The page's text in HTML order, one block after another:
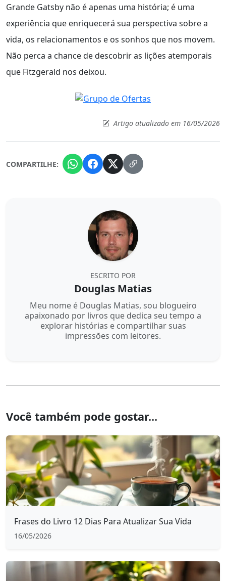
Grande Gatsby não é apenas uma história; é uma
experiência que enriquecerá sua perspectiva sobre a
vida, os relacionamentos e os sonhos que nos movem.
Não perca a chance de descobrir as lições atemporais
que Fitzgerald nos deixou.
Artigo atualizado em 16/05/2026
COMPARTILHE:
ESCRITO POR
Douglas Matias
Meu nome é Douglas Matias, sou blogueiro
apaixonado por livros que dedica seu tempo a
explorar histórias e compartilhar suas
impressões com leitores.
Você também pode gostar...
Frases do Livro 12 Dias Para Atualizar Sua Vida
16/05/2026